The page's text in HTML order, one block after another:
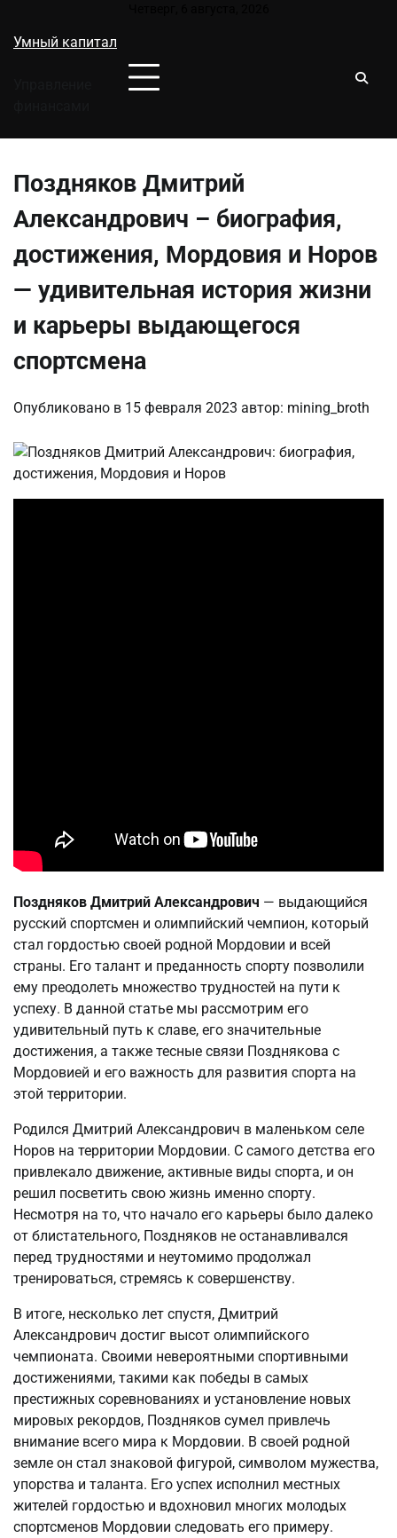
содержимому
Умный капитал
Поздняков Дмитрий
Александрович – биография,
достижения, Мордовия и Норов
— удивительная история жизни
и карьеры выдающегося
спортсмена
Опубликовано в 15 февраля 2023 автор: mining_broth
Поздняков Дмитрий Александрович — выдающийся
русский спортсмен и олимпийский чемпион, который
стал гордостью своей родной Мордовии и всей
страны. Его талант и преданность спорту позволили
ему преодолеть множество трудностей на пути к
успеху. В данной статье мы рассмотрим его
удивительный путь к славе, его значительные
достижения, а также тесные связи Позднякова с
Мордовией и его важность для развития спорта на
этой территории.
Родился Дмитрий Александрович в маленьком селе
Норов на территории Мордовии. С самого детства его
привлекало движение, активные виды спорта, и он
решил посветить свою жизнь именно спорту.
Несмотря на то, что начало его карьеры было далеко
от блистательного, Поздняков не останавливался
перед трудностями и неутомимо продолжал
тренироваться, стремясь к совершенству.
В итоге, несколько лет спустя, Дмитрий
Александрович достиг высот олимпийского
чемпионата. Своими невероятными спортивными
достижениями, такими как победы в самых
престижных соревнованиях и установление новых
мировых рекордов, Поздняков сумел привлечь
внимание всего мира к Мордовии. В своей родной
земле он стал знаковой фигурой, символом мужества,
упорства и таланта. Его успех исполнил местных
жителей гордостью и вдохновил многих молодых
спортсменов Мордовии следовать его примеру.